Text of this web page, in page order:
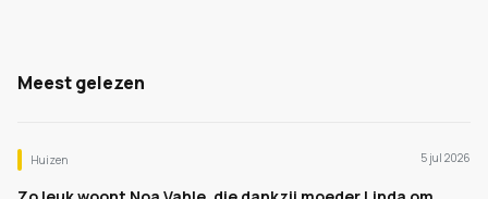
Meest gelezen
Huizen 5 jul 2026